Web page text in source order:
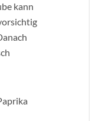
kann